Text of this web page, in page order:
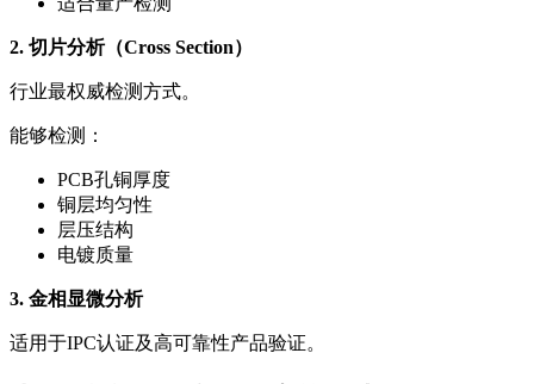
2. 切片分析（Cross Section）
行业最权威检测方式。
能够检测：
PCB孔铜厚度
铜层均匀性
层压结构
电镀质量
3. 金相显微分析
适用于IPC认证及高可靠性产品验证。